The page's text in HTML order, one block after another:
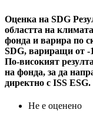
Оценка на SDG
областта на
фонда и варира по
SDG, вариращи от -
По-високият
на фонда, за да
директно с ISS
Не е оценено